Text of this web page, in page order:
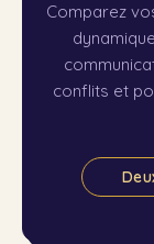
Comparez
conflits et